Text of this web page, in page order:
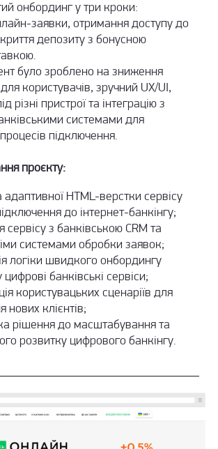
онбординг у три кроки:
заявки, отримання доступу до
депозиту з бонусною
було зроблено на зниження
користувачів, зручний UX/UI,
різні пристрої та інтеграцію з
системами для
підключення.
проєкту:
адаптивної HTML-верстки сервісу
до інтернет-банкінгу;
сервісу з банківською CRM та
системами обробки заявок;
логіки швидкого онбордингу
цифрові банківські сервіси;
користувацьких сценаріїв для
нових клієнтів;
рішення до масштабування та
розвитку цифрового банкінгу.